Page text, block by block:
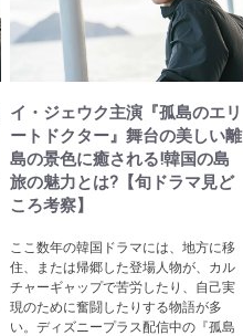
イ・ジェウク主演『孤島のエリ
ートドクター』舞台の美しい離
島の景色に癒される!韓国の島
旅の魅力とは?【旬ドラマ見ど
ころ考察】
ここ数年の韓国ドラマには、地方に移
住、または帰郷した登場人物が、カル
チャーギャップで苦労したり、自己実
現のために奮闘したりする物語が多
い。ディズニープラス配信中の『孤島